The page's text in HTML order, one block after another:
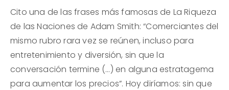
Cito una de las frases más famosas de La Riqueza
de las Naciones de Adam Smith: “Comerciantes del
mismo rubro rara vez se reúnen, incluso para
entretenimiento y diversión, sin que la
conversación termine (…) en alguna estratagema
para aumentar los precios”. Hoy diríamos: sin que